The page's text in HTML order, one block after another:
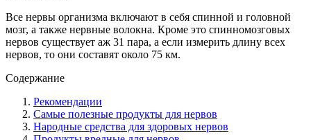
Все нервы организма включают в себя спинной и головной
мозг, а также нервные волокна. Кроме это спинномозговых
нервов существует аж 31 пара, а если измерить длину всех
нервов, то они составят около 75 км.
Содержание
Рекомендации
Самые полезные продукты для нервов
Народные средства для здоровых нервов